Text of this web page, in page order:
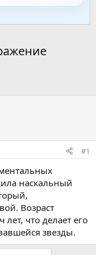
#1
наскальный
Возраст
лет, что делает его
звезды.